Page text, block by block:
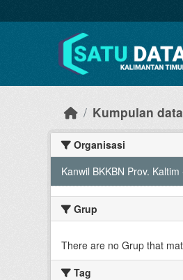
Kumpulan data
Organisasi
Kanwil BKKBN Prov. Kaltim
Grup
There are no Grup that
Tag